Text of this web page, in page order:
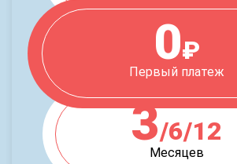
0₽
Первый платеж
3/6/12
Месяцев